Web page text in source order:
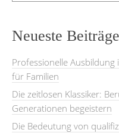
Neueste Beiträge
Professionelle
für Familien
Die zeitlosen Klassiker:
Generationen begeistern
Die Bedeutung von